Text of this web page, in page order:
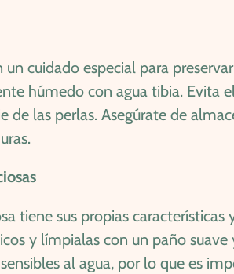
cuidado especial para
húmedo con agua tibia. Evita
de las perlas. Asegúrate de
tiene sus propias
y límpialas con un paño
al agua, por lo que es